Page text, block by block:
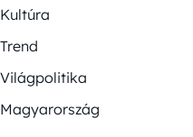
Kultúra
Trend
Világpolitika
Magyarország